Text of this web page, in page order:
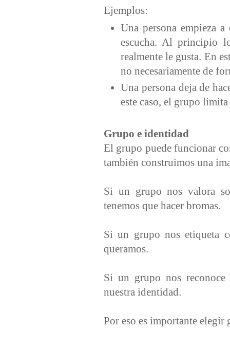
Ejemplos:
Una persona empieza
escucha. Al principio
realmente le gusta. En
no necesariamente de
Una persona deja de
este caso, el grupo
Grupo e identidad
El grupo puede funcionar
también construimos una
Si un grupo nos valora
tenemos que hacer bromas.
Si un grupo nos etiqueta
queramos.
Si un grupo nos reconoce
nuestra identidad.
Por eso es importante elegir